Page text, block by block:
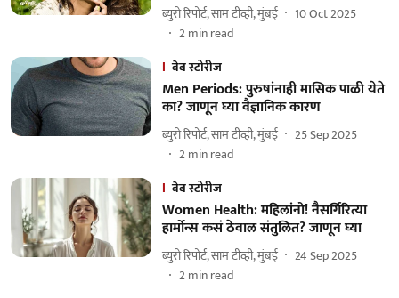
ब्युरो रिपोर्ट, साम टीव्ही, मुंबई
10 Oct 2025
2min read
वेब स्टोरीज
Men Periods: पुरुषांनाही मासिक पाळी येते
का? जाणून घ्या वैज्ञानिक कारण
ब्युरो रिपोर्ट, साम टीव्ही, मुंबई
25 Sep 2025
2min read
वेब स्टोरीज
Women Health: महिलांनो! नैसर्गिरित्या
हार्मोन्स कसं ठेवाल संतुलित? जाणून घ्या
ब्युरो रिपोर्ट, साम टीव्ही, मुंबई
24 Sep 2025
2min read